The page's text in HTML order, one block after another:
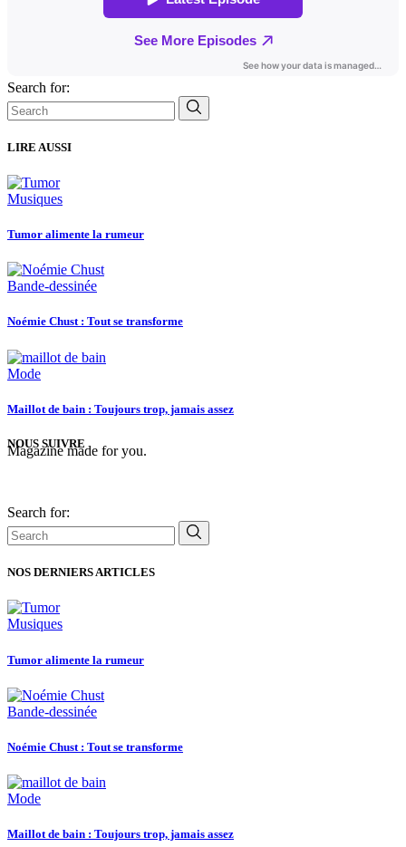
Search for:
LIRE AUSSI
Musiques
Tumor alimente la rumeur
Bande-dessinée
Noémie Chust : Tout se transforme
Mode
Maillot de bain : Toujours trop, jamais assez
NOUS SUIVRE
Magazine made for you.
Search for:
NOS DERNIERS ARTICLES
Musiques
Tumor alimente la rumeur
Bande-dessinée
Noémie Chust : Tout se transforme
Mode
Maillot de bain : Toujours trop, jamais assez